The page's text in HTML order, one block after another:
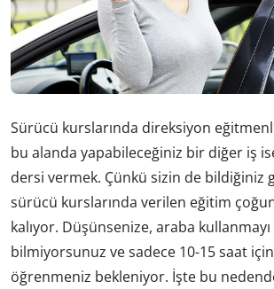
Sürücü kurslarında direksiyon
bu alanda yapabileceğiniz bir diğer iş
dersi vermek. Çünkü sizin de bildiğiniz
sürücü kurslarında verilen eğitim
kalıyor. Düşünsenize, araba kullanmayı
bilmiyorsunuz ve sadece 10-15 saat
öğrenmeniz bekleniyor. İşte bu